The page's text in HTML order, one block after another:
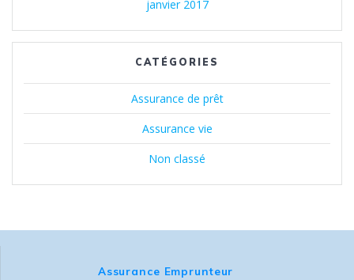
janvier 2017
CATÉGORIES
Assurance de prêt
Assurance vie
Non classé
Assurance Emprunteur